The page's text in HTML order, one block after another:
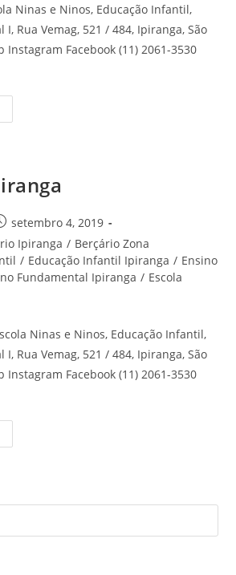
Ninas e Ninos, Educação Infantil,
Rua Vemag, 521 / 484, Ipiranga, São
Instagram Facebook (11) 2061-3530
setembro 4, 2019
Ipiranga / Berçário Zona
/ Educação Infantil Ipiranga / Ensino
Fundamental Ipiranga / Escola
Ninas e Ninos, Educação Infantil,
Rua Vemag, 521 / 484, Ipiranga, São
Instagram Facebook (11) 2061-3530
a